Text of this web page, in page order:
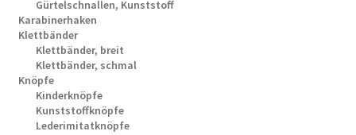
Gürtelschnallen, Kunststoff
Karabinerhaken
Klettbänder
Klettbänder, breit
Klettbänder, schmal
Knöpfe
Kinderknöpfe
Kunststoffknöpfe
Lederimitatknöpfe